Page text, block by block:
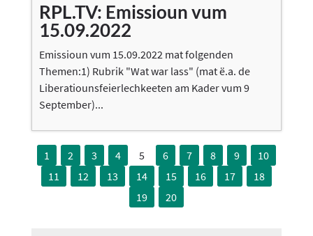
RPL.TV: Emissioun vum
15.09.2022
Emissioun vum 15.09.2022 mat folgenden
Themen:1) Rubrik "Wat war lass" (mat ë.a. de
Liberatiounsfeierlechkeeten am Kader vum 9
September)...
1 2 3 4 5 6 7 8 9
10
11
12 13 14 15 16 17
18
19
20